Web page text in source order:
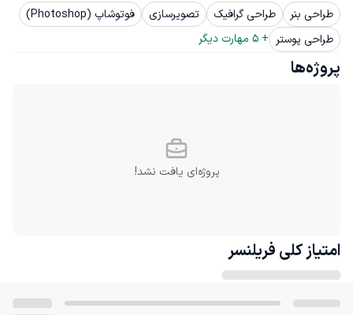
طراحی بنر
طراحی گرافیک تصویرسازی
فوتوشاپ (Photoshop)
طراحی پوستر +
5 مهارت دیگر
پروژه‌ها
پروژه‌ای یافت نشد!
امتیاز کلی فریلنسر